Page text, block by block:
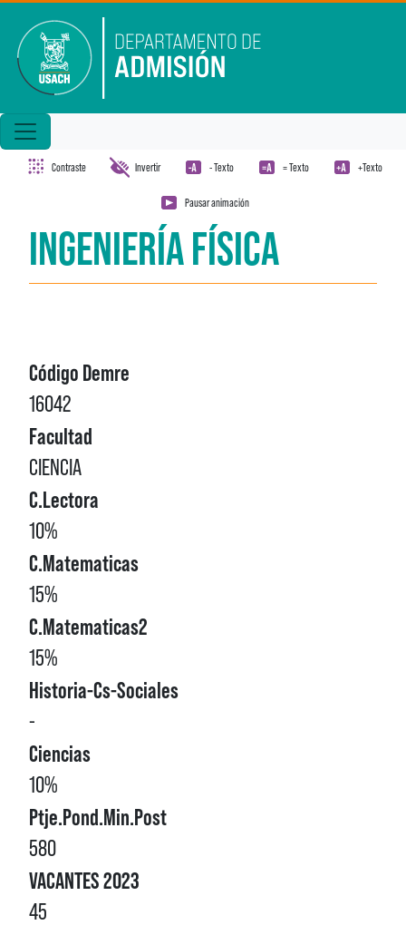
Contraste Invertir - Texto = Texto +Texto
Pausar animación
INGENIERÍA FÍSICA
Código Demre
16042
Facultad
CIENCIA
C.Lectora
10%
C.Matematicas
15%
C.Matematicas2
15%
Historia-Cs-Sociales
-
Ciencias
10%
Ptje.Pond.Min.Post
580
VACANTES 2023
45